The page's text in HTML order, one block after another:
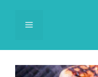
القائمة